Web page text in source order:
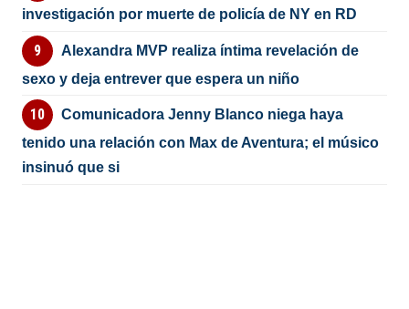
investigación por muerte de policía de NY en RD
Alexandra MVP realiza íntima revelación de
sexo y deja entrever que espera un niño
Comunicadora Jenny Blanco niega haya
tenido una relación con Max de Aventura; el músico
insinuó que si